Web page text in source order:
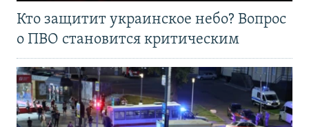
Кто защитит украинское небо? Вопрос
о ПВО становится критическим